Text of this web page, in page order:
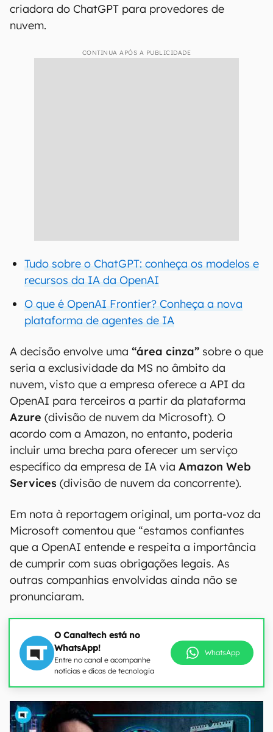
criadora do ChatGPT para provedores de
nuvem.
CONTINUA APÓS A PUBLICIDADE
Tudo sobre o ChatGPT: conheça os modelos e
recursos da IA da OpenAI
O que é OpenAI Frontier? Conheça a nova
plataforma de agentes de IA
A decisão envolve uma “área cinza” sobre o que
seria a exclusividade da MS no âmbito da
nuvem, visto que a empresa oferece a API da
OpenAI para terceiros a partir da plataforma
Azure (divisão de nuvem da Microsoft). O
acordo com a Amazon, no entanto, poderia
incluir uma brecha para oferecer um serviço
específico da empresa de IA via Amazon Web
Services (divisão de nuvem da concorrente).
Em nota à reportagem original, um porta-voz da
Microsoft comentou que “estamos confiantes
que a OpenAI entende e respeita a importância
de cumprir com suas obrigações legais. As
outras companhias envolvidas ainda não se
pronunciaram.
O Canaltech está no
WhatsApp!
Entre no canal e acompanhe
notícias e dicas de tecnologia
WhatsApp